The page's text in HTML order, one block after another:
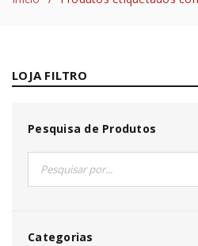
LOJA FILTRO
Pesquisa de Produtos
Categorias